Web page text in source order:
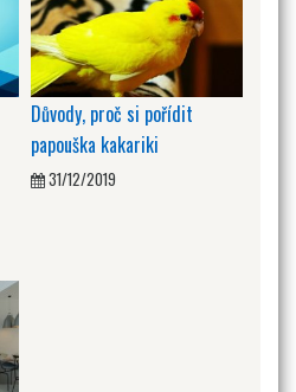
Důvody, proč si pořídit
papouška kakariki
31/12/2019